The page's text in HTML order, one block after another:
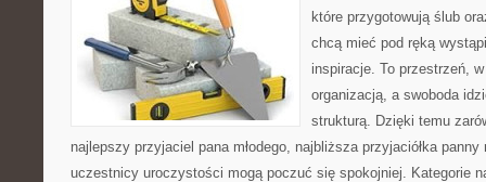
które przygotowują ślub
chcą mieć pod ręką
inspiracje. To przestrzeń,
organizacją, a swoboda
strukturą. Dzięki temu
najlepszy przyjaciel pana młodego, najbliższa przyjaciółka panny
uczestnicy uroczystości mogą poczuć się spokojniej. Kategorie